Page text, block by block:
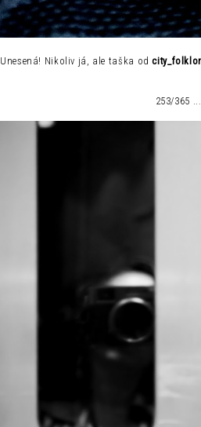
Unesená! Nikoliv já, ale taška od
253/365